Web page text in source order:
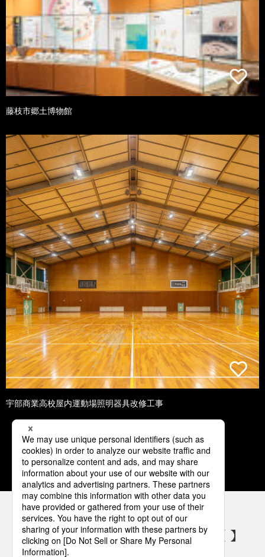
藤枝市郷土博物館
宇部商業高校屋内運動場照明器具改修工事
1 2 3 4 5
パナソニックの電気設備 SNSアカウント